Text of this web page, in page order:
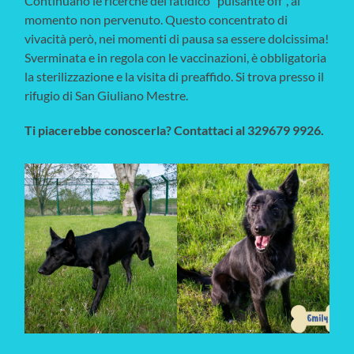
momento non pervenuto. Questo concentrato di
vivacità però, nei momenti di pausa sa essere dolcissima!
Sverminata e in regola con le vaccinazioni, è obbligatoria
la sterilizzazione e la visita di preaffido. Si trova presso il
rifugio di San Giuliano Mestre.
Ti piacerebbe conoscerla? Contattaci al 329679 9926.